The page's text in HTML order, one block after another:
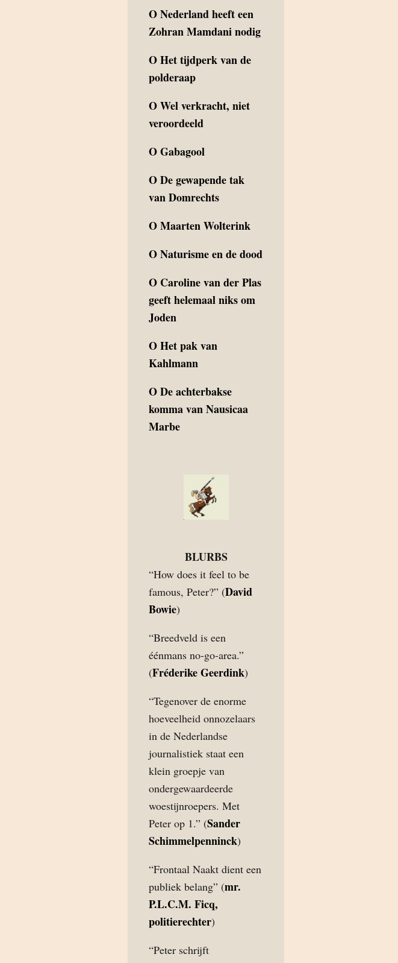
ONederland heeft een
Zohran Mamdani nodig
OHet tijdperk van de
polderaap
OWel verkracht, niet
veroordeeld
OGabagool
ODe gewapende tak
van Domrechts
OMaarten Wolterink
ONaturisme en de dood
O Caroline van der Plas
geeft helemaal niks om
Joden
OHet pak van
Kahlmann
ODe achterbakse
komma van Nausicaa
Marbe
BLURBS
“How does it feel to be
famous, Peter?” (David
Bowie)
“Breedveld is een
éénmans no-go-area.”
(Fréderike Geerdink)
“Tegenover de enorme
hoeveelheid onnozelaars
in de Nederlandse
journalistiek staat een
klein groepje van
ondergewaardeerde
woestijnroepers. Met
Peter op 1.” (Sander
Schimmelpenninck)
“Frontaal Naakt dient een
publiek belang” (mr.
P.L.C.M. Ficq,
politierechter)
“Peter schrijft